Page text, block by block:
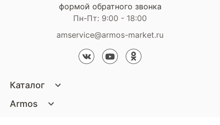
Каталог
Кровати
Armos
формой обратного звонка
Пн-Пт: 9:00 - 18:00
amservice@armos-market.ru